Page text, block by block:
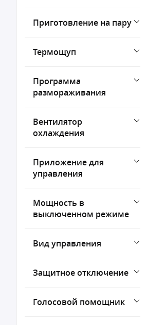
Приготовление на пару
Термощуп
Программа
размораживания
Вентилятор
охлаждения
Приложение для
управления
Мощность в
выключенном режиме
Вид управления
Защитное отключение
Голосовой помощник